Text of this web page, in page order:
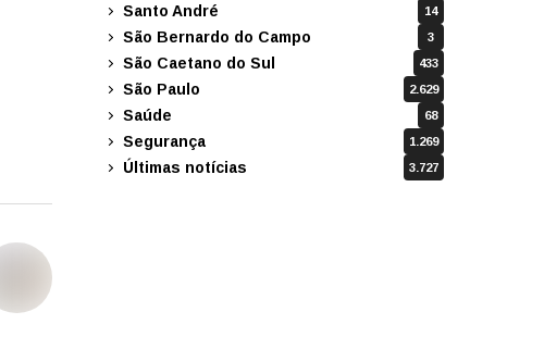
Santo André 14
São Bernardo do Campo 3
São Caetano do Sul 433
São Paulo 2.629
Saúde 68
Segurança 1.269
Últimas notícias 3.727